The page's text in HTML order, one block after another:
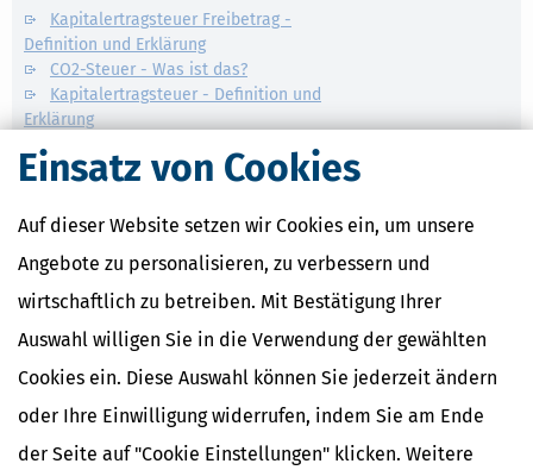
Einsatz von Cookies
Auf dieser Website setzen wir Cookies ein, um unsere
Angebote zu personalisieren, zu verbessern und
wirtschaftlich zu betreiben. Mit Bestätigung Ihrer
Auswahl willigen Sie in die Verwendung der gewählten
Cookies ein. Diese Auswahl können Sie jederzeit ändern
oder Ihre Einwilligung widerrufen, indem Sie am Ende
der Seite auf "Cookie Einstellungen" klicken. Weitere
Kapitalertragsteuer Freibetrag -
Definition und Erklärung
CO2-Steuer - Was ist das?
Kapitalertragsteuer - Definition und
Erklärung
Kommission